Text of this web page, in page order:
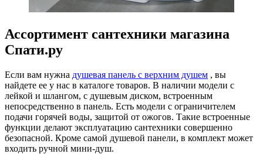
Ассортимент сантехники магазина
Спати.ру
Если вам нужна душевая панель с верхним душем , вы
найдете ее у нас в каталоге товаров. В наличии модели с
лейкой и шлангом, с душевым диском, встроенным
непосредственно в панель. Есть модели с ограничителем
подачи горячей воды, защитой от ожогов. Такие встроенные
функции делают эксплуатацию сантехники совершенно
безопасной. Кроме самой душевой панели, в комплект может
входить ручной мини-душ.